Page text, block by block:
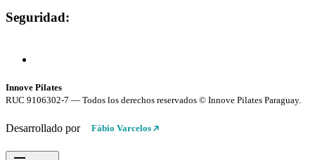
Seguridad:
Innove Pilates
RUC 9106302-7 — Todos los derechos reservados © Innove Pilates Paraguay.
Desarrollado por Fábio Varcelos